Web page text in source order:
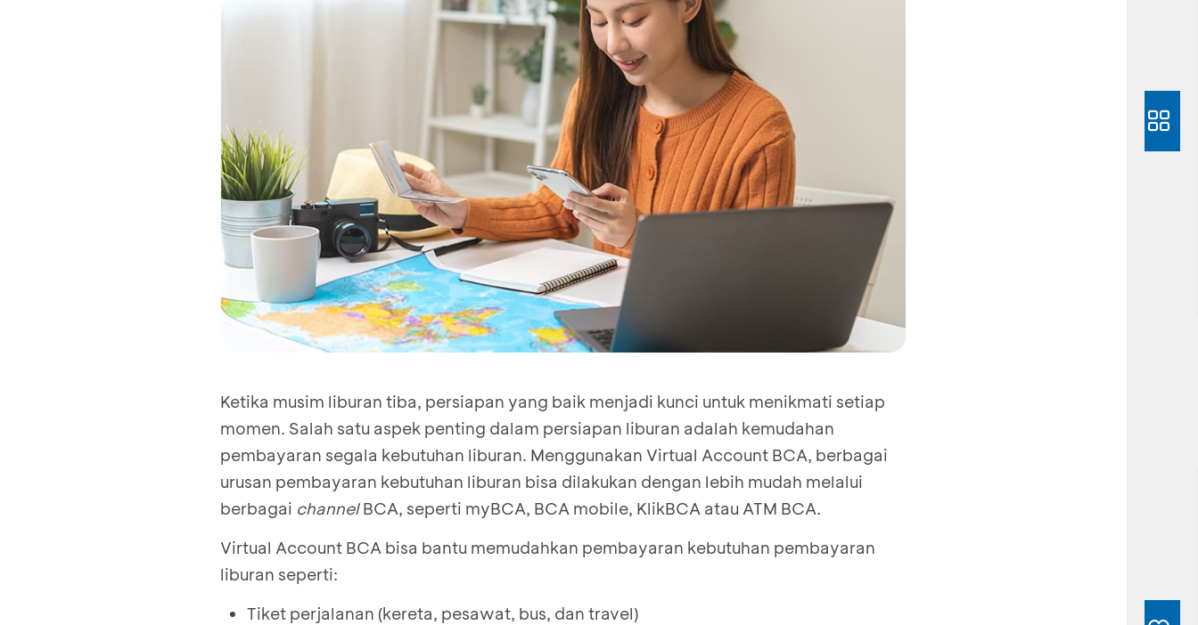
Ketika musim liburan tiba, persiapan yang baik menjadi kunci untuk menikmati setiap
momen. Salah satu aspek penting dalam persiapan liburan adalah kemudahan
pembayaran segala kebutuhan liburan. Menggunakan Virtual Account BCA, berbagai
urusan pembayaran kebutuhan liburan bisa dilakukan dengan lebih mudah melalui
berbagai channelBCA, seperti myBCA, BCA mobile, KlikBCA atau ATM BCA.
Virtual Account BCA bisa bantu memudahkan pembayaran kebutuhan pembayaran
liburan seperti:
Tiket perjalanan (kereta, pesawat, bus, dan travel)